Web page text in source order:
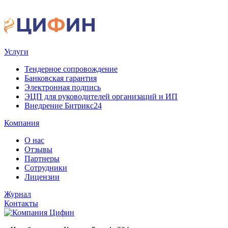
Услуги
Тендерное сопровождение
Банковская гарантия
Электронная подпись
ЭЦП для руководителей организаций и ИП
Внедрение Битрикс24
Компания
О нас
Отзывы
Партнеры
Сотрудники
Лицензии
Журнал
Контакты